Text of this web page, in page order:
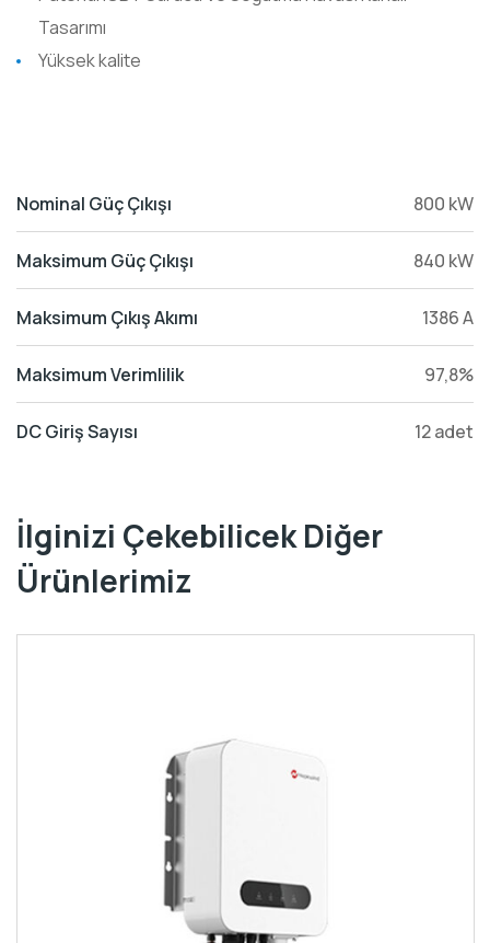
Tasarımı
Yüksek kalite
Nominal Güç Çıkışı 800 kW
Maksimum Güç Çıkışı 840 kW
Maksimum Çıkış Akımı 1386 A
Maksimum Verimlilik 97,8%
DC Giriş Sayısı 12 adet
İlginizi Çekebilicek Diğer
Ürünlerimiz